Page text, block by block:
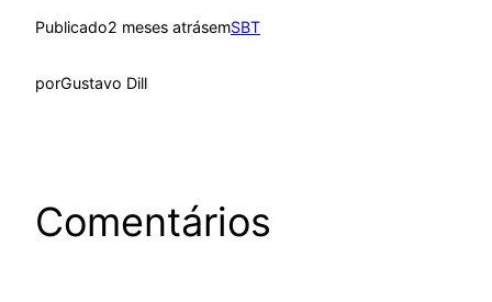
Publicado2 meses atrásemSBT
porGustavo Dill
Comentários